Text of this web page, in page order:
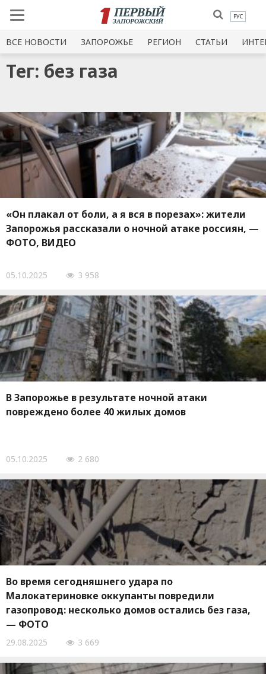
РУС
ВСЕ НОВОСТИ ЗАПОРОЖЬЕ РЕГИОН СТАТЬИ
Тег: без газа
«Он плакал от боли, а я вся в порезах»: жители
Запорожья рассказали о ночной атаке россиян, —
ФОТО, ВИДЕО
05.10.2025 3 958
В Запорожье в результате ночной атаки
повреждено более 40 жилых домов
05.10.2025 2 680
Во время сегодняшнего удара по
Малокатериновке оккупанты повредили
газопровод: несколько домов остались без газа,
— ФОТО
29.08.2025 3 669